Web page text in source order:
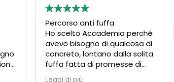
Percorso anti fuffa
Ho scelto Accademia perché
avevo bisogno di qualcosa di
concreto, lontano dalla solita
fuffa fatta di promesse di
guadagni facili o metodi strani.
Leggi di più